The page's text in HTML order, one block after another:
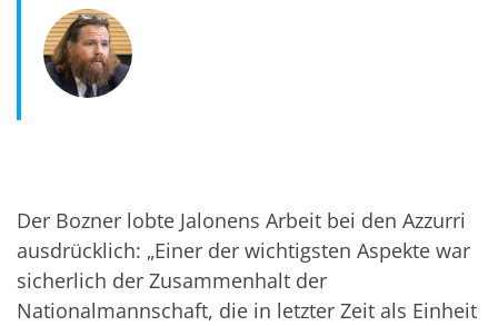
Der Bozner lobte Jalonens Arbeit bei den Azzurri
ausdrücklich: „Einer der wichtigsten Aspekte war
sicherlich der Zusammenhalt der
Nationalmannschaft, die in letzter Zeit als Einheit